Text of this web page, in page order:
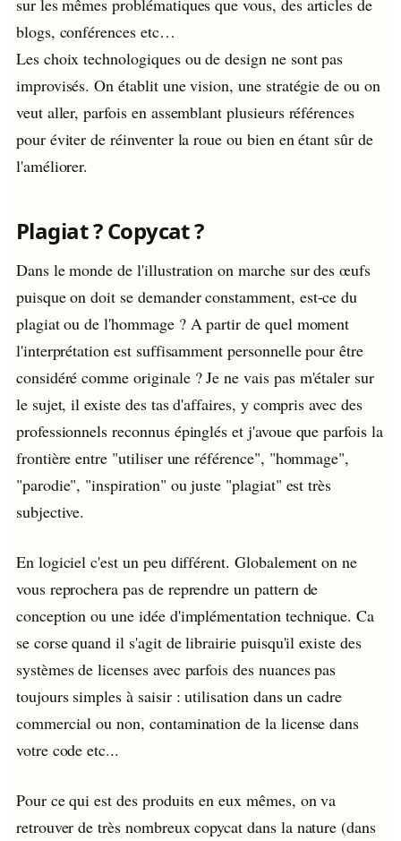
blogs, conférences etc…
Les choix technologiques ou de design ne sont pas
improvisés. On établit une vision, une stratégie de ou on
veut aller, parfois en assemblant plusieurs références
pour éviter de réinventer la roue ou bien en étant sûr de
l'améliorer.
Plagiat ? Copycat ?
Dans le monde de l'illustration on marche sur des œufs
puisque on doit se demander constamment, est-ce du
plagiat ou de l'hommage ? A partir de quel moment
l'interprétation est suffisamment personnelle pour être
considéré comme originale ? Je ne vais pas m'étaler sur
le sujet, il existe des tas d'affaires, y compris avec des
professionnels reconnus épinglés et j'avoue que parfois la
frontière entre "utiliser une référence", "hommage",
"parodie", "inspiration" ou juste "plagiat" est très
subjective.
En logiciel c'est un peu différent. Globalement on ne
vous reprochera pas de reprendre un pattern de
conception ou une idée d'implémentation technique. Ca
se corse quand il s'agit de librairie puisqu'il existe des
systèmes de licenses avec parfois des nuances pas
toujours simples à saisir : utilisation dans un cadre
commercial ou non, contamination de la license dans
votre code etc...
Pour ce qui est des produits en eux mêmes, on va
retrouver de très nombreux copycat dans la nature (dans